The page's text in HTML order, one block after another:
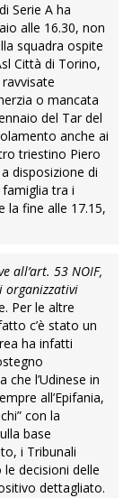
di Serie A ha
alle 16.30, non
squadra ospite
Città di Torino,
o mancata
del Tar del
anche ai
triestino Piero
disposizione di
tra i
la fine alle 17.15,
all’art. 53 NOIF,
organizzativi
Per le altre
c’è stato un
ha infatti
che l’Udinese in
all’Epifania,
con la
base
i Tribunali
decisioni delle
dettagliato.